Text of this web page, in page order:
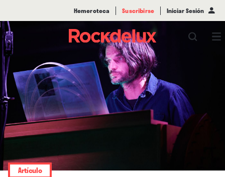
Hemeroteca Suscribirse Iniciar Sesión
Artículo